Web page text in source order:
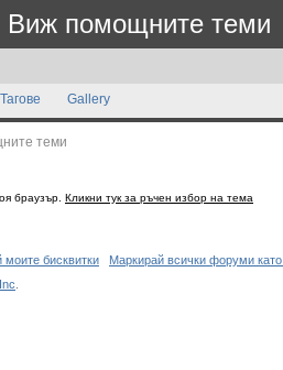
Виж помощните теми
Тагове Gallery
теми
браузър. Кликни тук за ръчен избор на тема
моите бисквитки
Маркирай всички форуми
Inc